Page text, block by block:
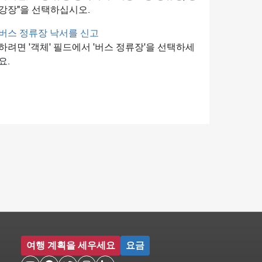
장"을 선택하십시오.
스 정류장 낙서를 신고
려면 '객체' 필드에서 '버스 정류장'을 선택하세
.
여행 계획을 세우세요 요금